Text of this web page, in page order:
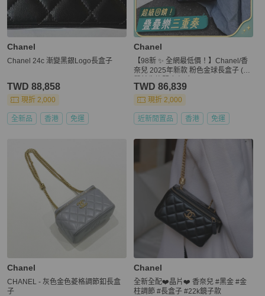
Chanel
Chanel 24c 漸變黑銀Logo長盒子
TWD 88,858
現折 2,000
全新品 香港 免運
Chanel
【98新 ✨ 全網最低價！】Chanel/香
奈兒 2025年新款 粉色金球長盒子 (下
TWD 86,839
現折 2,000
近新閒置品 香港 免運
Chanel
CHANEL - 灰色金色菱格調節釦長盒
子
Chanel
全新全配❤️晶片❤️ 香奈兒 #黑金 #金
柱調節 #長盒子 #22k鏡子款